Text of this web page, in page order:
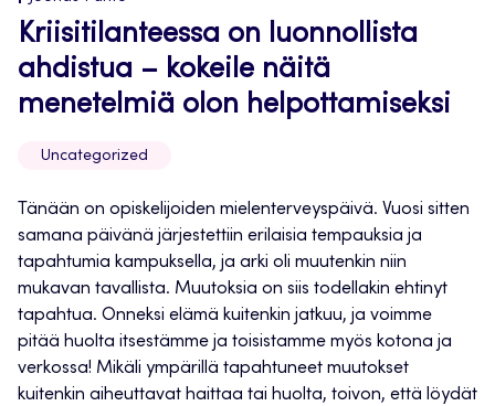
Kriisitilanteessa on luonnollista
ahdistua – kokeile näitä
menetelmiä olon helpottamiseksi
Uncategorized
Tänään on opiskelijoiden mielenterveyspäivä. Vuosi sitten
samana päivänä järjestettiin erilaisia tempauksia ja
tapahtumia kampuksella, ja arki oli muutenkin niin
mukavan tavallista. Muutoksia on siis todellakin ehtinyt
tapahtua. Onneksi elämä kuitenkin jatkuu, ja voimme
pitää huolta itsestämme ja toisistamme myös kotona ja
verkossa! Mikäli ympärillä tapahtuneet muutokset
kuitenkin aiheuttavat haittaa tai huolta, toivon, että löydät